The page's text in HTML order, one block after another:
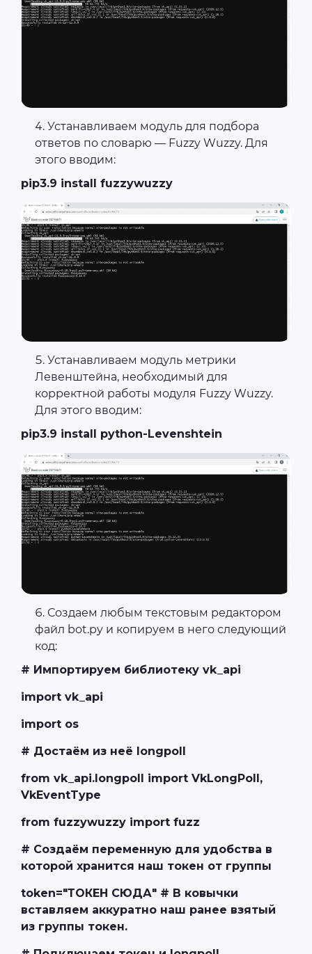
Устанавливаем модуль для подбора
ответов по словарю — Fuzzy Wuzzy. Для
этого вводим:
pip3.9 install fuzzywuzzy
Устанавливаем модуль метрики
Левенштейна, необходимый для
корректной работы модуля Fuzzy Wuzzy.
Для этого вводим:
pip3.9 install python-Levenshtein
Создаем любым текстовым редактором
файл bot.py и копируем в него следующий
код:
# Импортируем библиотеку vk_api
import vk_api
import os
# Достаём из неё longpoll
from vk_api.longpoll import VkLongPoll,
VkEventType
from fuzzywuzzy import fuzz
# Создаём переменную для удобства в
которой хранится наш токен от группы
token="ТОКЕН СЮДА" # В ковычки
вставляем аккуратно наш ранее взятый
из группы токен.